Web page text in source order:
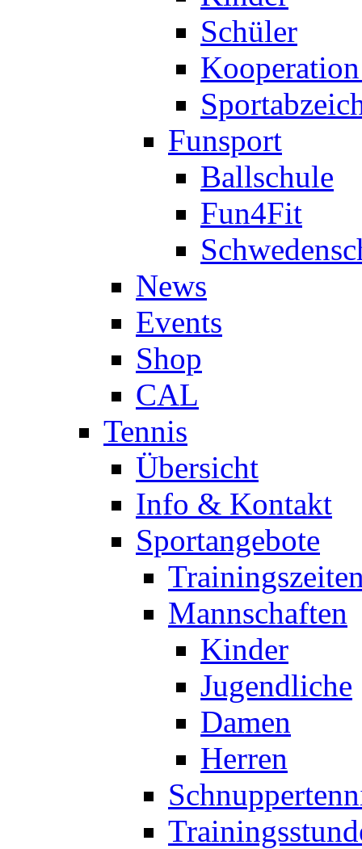
Schüler
Funsport
Ballschule
Fun4Fit
News
Events
Shop
CAL
Tennis
Übersicht
Info & Kontakt
Sportangebote
Mannschaften
Kinder
Jugendliche
Damen
Herren